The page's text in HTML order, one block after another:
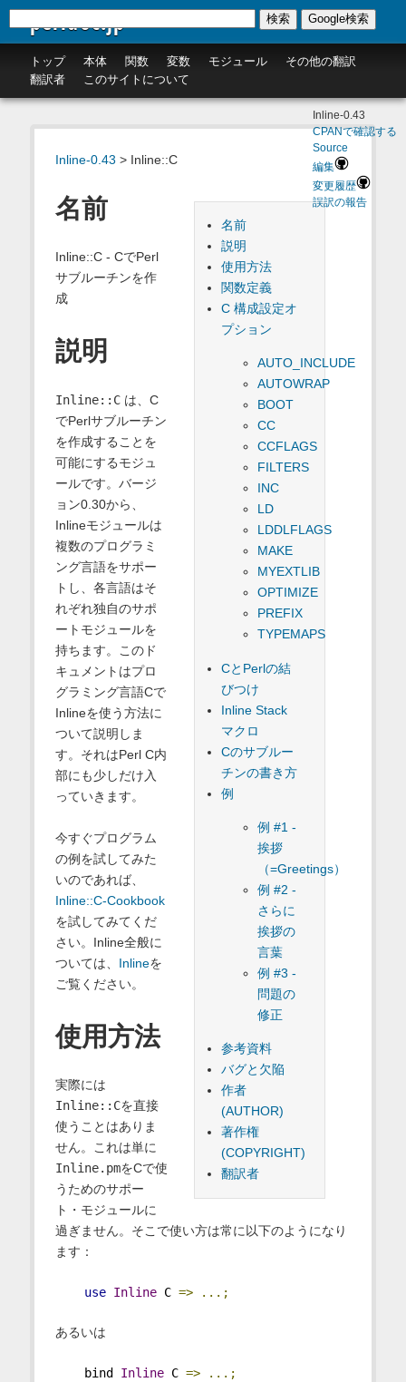
perldoc.jp
トップ 本体 関数 変数 モジュール
その他の翻訳
翻訳者
このサイトについて
検索 Google検索
Inline-0.43 > Inline::C
Inline-0.43
CPANで確認する
Source
編集
変更履歴
誤訳の報告
名前
説明
使用方法
関数定義
C 構成設定オ
プション
AUTO_INCLUDE
AUTOWRAP
BOOT
CC
CCFLAGS
FILTERS
INC
LD
LDDLFLAGS
MAKE
MYEXTLIB
OPTIMIZE
PREFIX
TYPEMAPS
CとPerlの結
びつけ
Inline Stack
マクロ
Cのサブルー
チンの書き方
例
例 #1 -
挨拶
（=Greetings）
例 #2 -
さらに
挨拶の
言葉
例 #3 -
問題の
修正
参考資料
バグと欠陥
作者
(AUTHOR)
著作権
(COPYRIGHT)
翻訳者
名前
Inline::C - CでPerl
サブルーチンを作
成
説明
Inline::Cは、C
でPerlサブルーチン
を作成することを
可能にするモジュ
ールです。バージ
ョン0.30から、
Inlineモジュールは
複数のプログラミ
ング言語をサポー
トし、各言語はそ
れぞれ独自のサポ
ートモジュールを
持ちます。このド
キュメントはプロ
グラミング言語Cで
Inlineを使う方法に
ついて説明しま
す。それはPerl C内
部にも少しだけ入
っていきます。
今すぐプログラム
の例を試してみた
いのであれば、
Inline::C-Cookbook
を試してみてくだ
さい。Inline全般に
ついては、 Inlineを
ご覧ください。
使用方法
実際には
Inline::Cを直接
使うことはありま
せん。これは単に
Inline.pmをCで使
うためのサポー
ト・モジュールに
過ぎません。そこで使い方は常に以下のようになり
ます：
use Inline C => ...;
あるいは
bind Inline C => ...;